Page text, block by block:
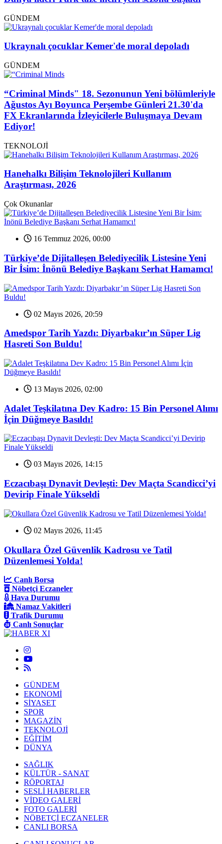
GÜNDEM
Ukraynalı çocuklar Kemer'de moral depoladı
GÜNDEM
“Criminal Minds" 18. Sezonunun Yeni bölümleriyle
Ağustos Ayı Boyunca Perşembe Günleri 21.30'da
FX Ekranlarında İzleyicilerle Buluşmaya Devam
Ediyor!
TEKNOLOJİ
Hanehalkı Bilişim Teknolojileri Kullanım
Araştırması, 2026
Çok Okunanlar
16 Temmuz 2026, 00:00
Türkiye’de Dijitalleşen Belediyecilik Listesine Yeni
Bir İsim: İnönü Belediye Başkanı Serhat Hamamcı!
02 Mayıs 2026, 20:59
Amedspor Tarih Yazdı: Diyarbakır’ın Süper Lig
Hasreti Son Buldu!
13 Mayıs 2026, 02:00
Adalet Teşkilatına Dev Kadro: 15 Bin Personel Alımı
İçin Düğmeye Basıldı!
03 Mayıs 2026, 14:15
Eczacıbaşı Dynavit Devleşti: Dev Maçta Scandicci’yi
Devirip Finale Yükseldi
02 Mayıs 2026, 11:45
Okullara Özel Güvenlik Kadrosu ve Tatil
Düzenlemesi Yolda!
Canlı Borsa
Nöbetçi Eczaneler
Hava Durumu
Namaz Vakitleri
Trafik Durumu
Canlı Sonuçlar
GÜNDEM
EKONOMİ
SİYASET
SPOR
MAGAZİN
TEKNOLOJİ
EĞİTİM
DÜNYA
SAĞLIK
KÜLTÜR - SANAT
RÖPORTAJ
SESLİ HABERLER
VİDEO GALERİ
FOTO GALERİ
NÖBETÇİ ECZANELER
CANLI BORSA